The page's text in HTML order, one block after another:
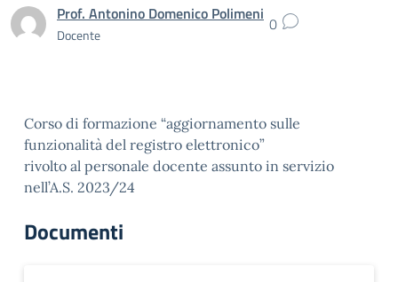
Prof. Antonino Domenico Polimeni
Docente 0
Corso di formazione “aggiornamento sulle
funzionalità del registro elettronico”
rivolto al personale docente assunto in servizio
nell’A.S. 2023/24
Documenti